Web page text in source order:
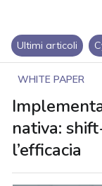
Ultimi articoli
WHITE PAPER
nativa:
l’efficacia